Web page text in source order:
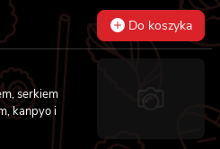
Do koszyka
serkiem
kanpyo i